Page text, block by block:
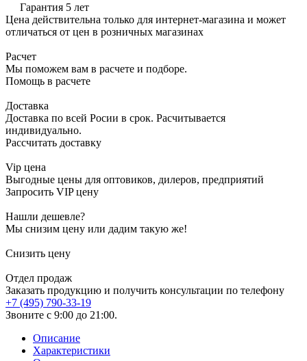
Гарантия 5 лет
Цена действительна только для интернет-магазина и может
отличаться от цен в розничных магазинах
Расчет
Мы поможем вам в расчете и подборе.
Помощь в расчете
Доставка
Доставка по всей Росии в срок. Расчитывается
индивидуально.
Рассчитать доставку
Vip цена
Выгодные цены для оптовиков, дилеров, предприятий
Запросить VIP цену
Нашли дешевле?
Мы снизим цену или дадим такую же!
Снизить цену
Отдел продаж
Заказать продукцию и получить консультации по телефону
+7 (495) 790-33-19
Звоните с 9:00 до 21:00.
Описание
Характеристики